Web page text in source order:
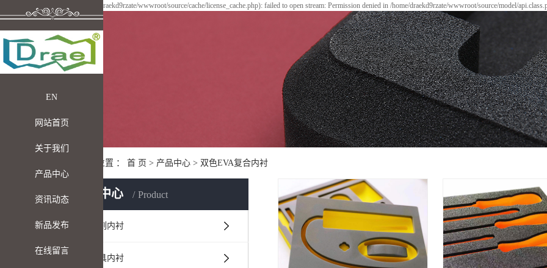
Warning: file_put_contents(/home/draekd9rzate/wwwroot/source/cache/license_cache.php): failed to open stream: Permission denied in /home/draekd9rzate/wwwroot/source/model/
EN
网站首页
关于我们
产品中心
资讯动态
新品发布
在线留言
您当前的位置 ： 首 页 > 产品中心 > 双色EVA复合内衬
产品中心 Product
P
EVA雕刻内衬
EVA工具内衬